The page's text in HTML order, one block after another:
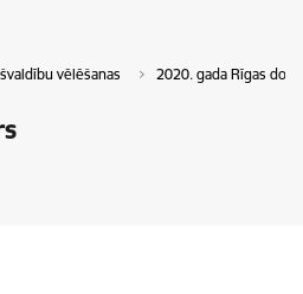
vēlēšanas 2020. gada Rīgas